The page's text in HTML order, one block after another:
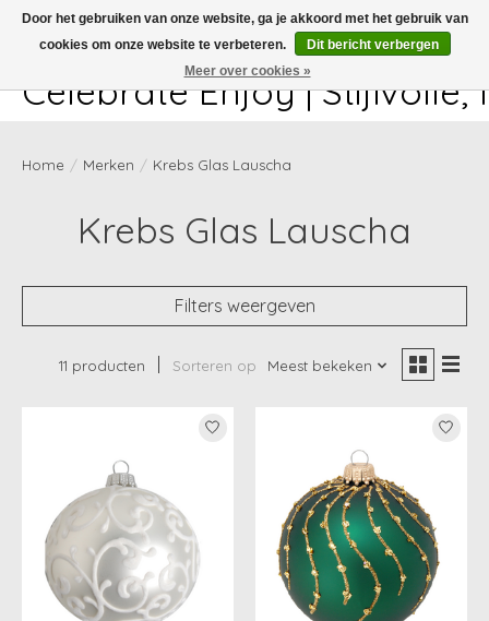
White-glove delivery available at checkout!
Celebrate Enjoy |
Home / Merken / Krebs Glas Lauscha
Krebs Glas Lauscha
Filters weergeven
11 producten Sorteren op Meest bekeken
Door het gebruiken van onze website, ga je akkoord met het gebruik van
cookies om onze website te verbeteren.
Dit bericht verbergen
Meer over cookies »